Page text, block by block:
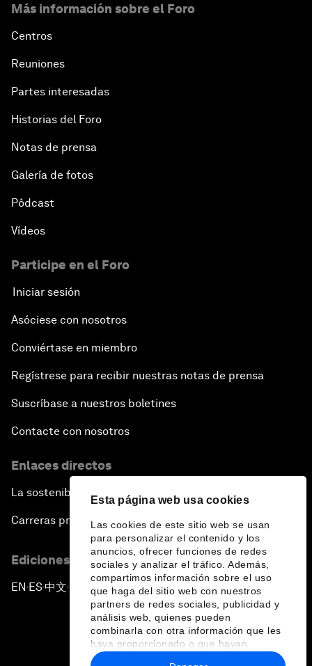
Esta página web usa cookies
Las cookies de este sitio web se usan
para personalizar el contenido y los
anuncios, ofrecer funciones de redes
sociales y analizar el tráfico. Además,
compartimos información sobre el uso
que haga del sitio web con nuestros
partners de redes sociales, publicidad y
análisis web, quienes pueden
combinarla con otra información que les
haya proporcionado o que hayan
recopilado a partir del uso que haya
Más información sobre el Foro
Centros
Reuniones
Partes interesadas
Historias del Foro
Notas de prensa
Galería de fotos
Pódcast
Vídeos
Participe en el Foro
Iniciar sesión
Asóciese con nosotros
Conviértase en miembro
Regístrese para recibir nuestras notas de prensa
Suscríbase a nuestros boletines
Contacte con nosotros
Enlaces directos
La sostenibilidad en el Foro
Carreras profesionales
Ediciones en otros idiomas
EN ▪ES▪中文▪ 日本語